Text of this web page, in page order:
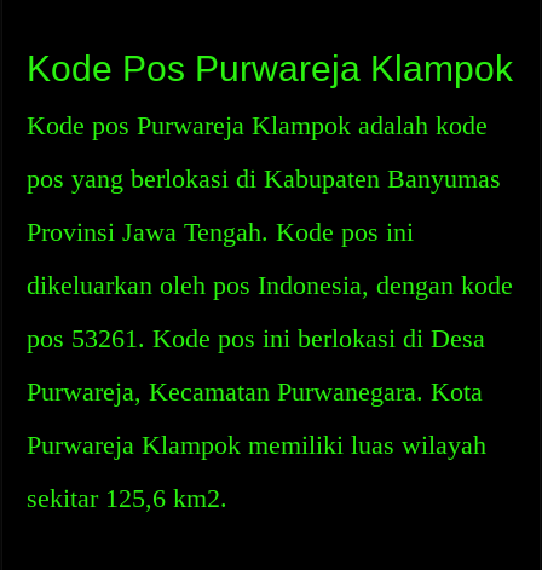
Kode Pos Purwareja Klampok
Kode pos Purwareja Klampok adalah kode
pos yang berlokasi di Kabupaten Banyumas
Provinsi Jawa Tengah. Kode pos ini
dikeluarkan oleh pos Indonesia, dengan kode
pos 53261. Kode pos ini berlokasi di Desa
Purwareja, Kecamatan Purwanegara. Kota
Purwareja Klampok memiliki luas wilayah
sekitar 125,6 km2.